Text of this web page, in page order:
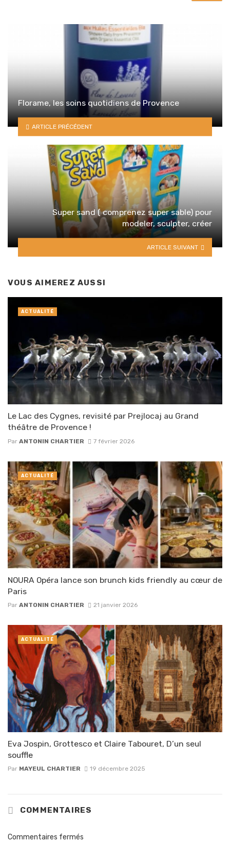
Florame, les soins quotidiens de Provence
ARTICLE PRÉCÉDENT
Super sand ( comprenez super sable) pour
modeler, sculpter, créer
ARTICLE SUIVANT
VOUS AIMEREZ AUSSI
Le Lac des Cygnes, revisité par Prejlocaj au Grand
théâtre de Provence !
Par ANTONIN CHARTIER 7 février 2026
ACTUALITÉ
NOURA Opéra lance son brunch kids friendly au cœur de
Paris
Par ANTONIN CHARTIER 21 janvier 2026
ACTUALITÉ
Eva Jospin, Grottesco et Claire Tabouret, D’un seul
souffle
Par MAYEUL CHARTIER 19 décembre 2025
ACTUALITÉ
COMMENTAIRES
Commentaires fermés